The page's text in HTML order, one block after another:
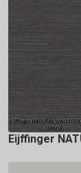
Eijffinger